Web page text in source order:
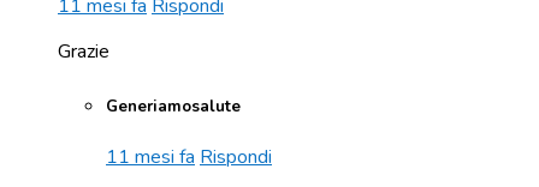
11 mesi faRispondi
Grazie
Generiamosalute
11 mesi fa Rispondi